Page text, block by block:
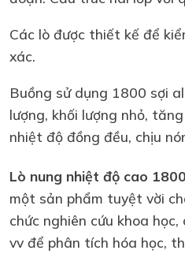
Các lò được thiết kế để
xác.
Buồng sử dụng 1800 sợi
lượng, khối lượng nhỏ,
nhiệt độ đồng đều, chịu
Lò nung nhiệt độ cao 1800
một sản phẩm tuyệt vời
chức nghiên cứu khoa
vv để phân tích hóa học,